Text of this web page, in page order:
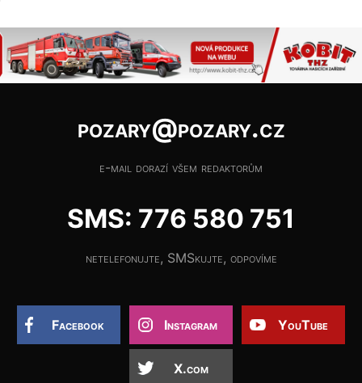
pozary@pozary.cz
e-mail dorazí všem redaktorům
SMS: 776 580 751
netelefonujte, SMSkujte, odpovíme
Facebook Instagram YouTube
X.com